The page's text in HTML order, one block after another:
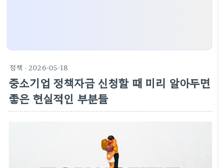
정책 · 2026-05-18
중소기업 정책자금 신청할 때 미리 알아두면
좋은 현실적인 부분들